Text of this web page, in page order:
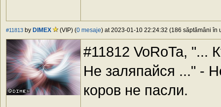
#11813 by DIMEX (VIP) (0 mesaje) at 2023-01-10 22:24:32 (186 săptămâni în
#11812 VoRoTa, "...
Не заляпайся ..." -
коров не пасли.